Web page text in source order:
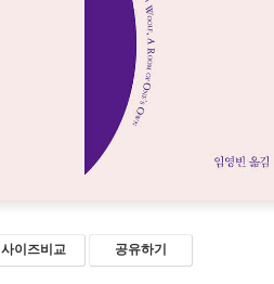
사이즈비교 공유하기